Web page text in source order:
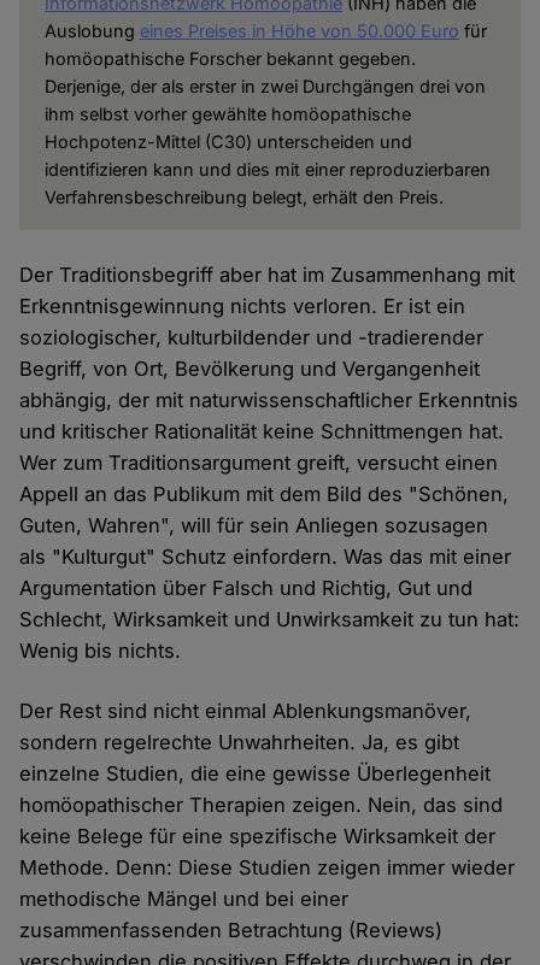
Auslobung eines Preises in Höhe von 50.000 Euro für
homöopathische Forscher bekannt gegeben.
Derjenige, der als erster in zwei Durchgängen drei von
ihm selbst vorher gewählte homöopathische
Hochpotenz-Mittel (C30) unterscheiden und
identifizieren kann und dies mit einer reproduzierbaren
Verfahrensbeschreibung belegt, erhält den Preis.
Der Traditionsbegriff aber hat im Zusammenhang mit
Erkenntnisgewinnung nichts verloren. Er ist ein
soziologischer, kulturbildender und -tradierender
Begriff, von Ort, Bevölkerung und Vergangenheit
abhängig, der mit naturwissenschaftlicher Erkenntnis
und kritischer Rationalität keine Schnittmengen hat.
Wer zum Traditionsargument greift, versucht einen
Appell an das Publikum mit dem Bild des "Schönen,
Guten, Wahren", will für sein Anliegen sozusagen
als "Kulturgut" Schutz einfordern. Was das mit einer
Argumentation über Falsch und Richtig, Gut und
Schlecht, Wirksamkeit und Unwirksamkeit zu tun hat:
Wenig bis nichts.
Der Rest sind nicht einmal Ablenkungsmanöver,
sondern regelrechte Unwahrheiten. Ja, es gibt
einzelne Studien, die eine gewisse Überlegenheit
homöopathischer Therapien zeigen. Nein, das sind
keine Belege für eine spezifische Wirksamkeit der
Methode. Denn: Diese Studien zeigen immer wieder
methodische Mängel und bei einer
zusammenfassenden Betrachtung (Reviews)